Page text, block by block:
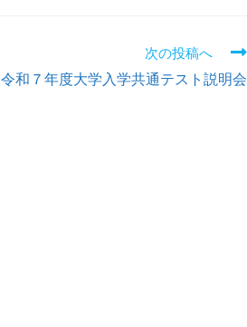
次の投稿へ
令和７年度大学入学共通テスト説明会